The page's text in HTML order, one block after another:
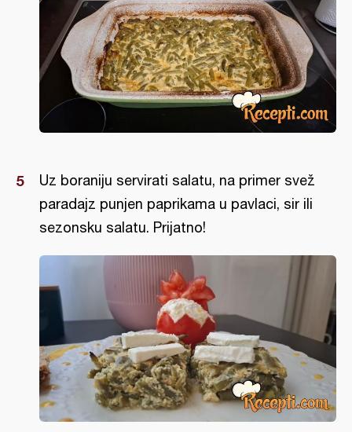
Uz boraniju servirati salatu, na primer svež
paradajz punjen paprikama u pavlaci, sir ili
sezonsku salatu. Prijatno!